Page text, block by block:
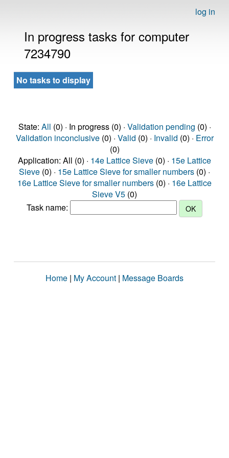
log in
In progress tasks for computer
7234790
No tasks to display
State: All (0) · In progress (0) · Validation pending (0) ·
Validation inconclusive(0) · Valid (0) · Invalid (0) · Error
(0)
Application: All (0) · 14e Lattice Sieve (0) · 15e Lattice
Sieve (0) · 15e Lattice Sieve for smaller numbers (0) ·
16e Lattice Sieve for smaller numbers (0) · 16e Lattice
Sieve V5 (0)
Task name:
Home | My Account | Message Boards